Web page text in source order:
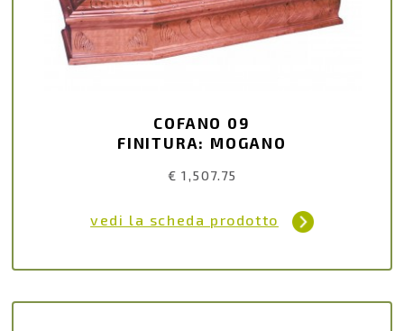
COFANO 09
FINITURA: MOGANO
€ 1,507.75
vedi la scheda prodotto